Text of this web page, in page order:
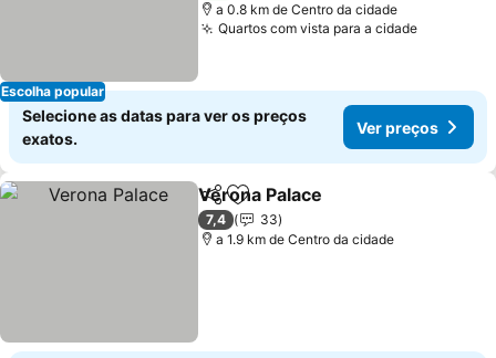
Escolha popular
a 0.8 km de Centro da cidade
Quartos com vista para a cidade
Selecione as datas para ver os preços
exatos.
Ver preços
PartilharAdicionar aos favoritos
Verona Palace
7,4
33
a 1.9 km de Centro da cidade